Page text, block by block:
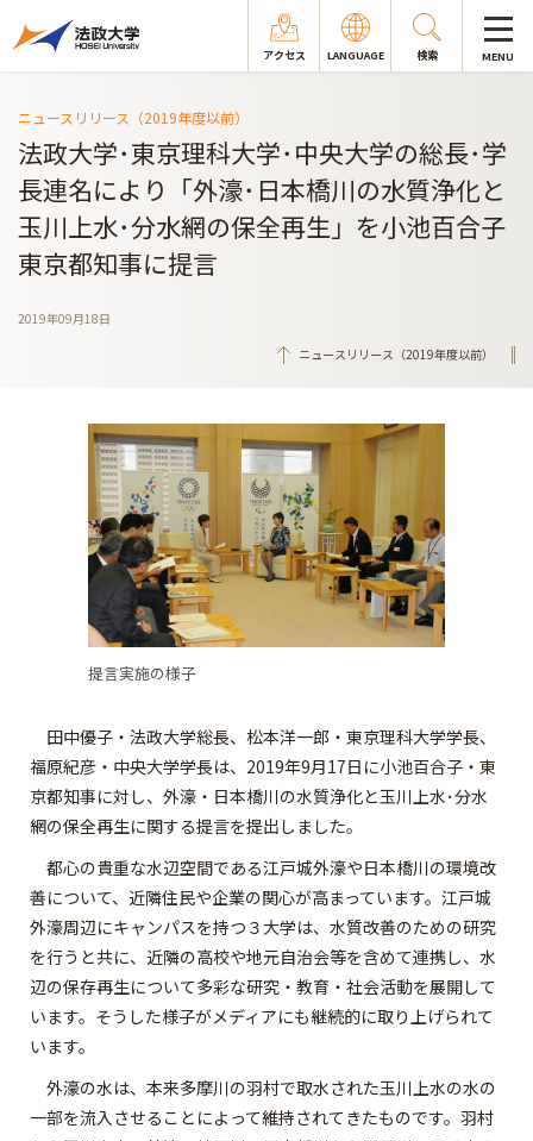
アクセス LANGUAGE 検索 MENU
ニュースリリース（2019年度以前）
法政大学･東京理科大学･中央大学の総長･学
長連名により「外濠･日本橋川の水質浄化と
玉川上水･分水網の保全再生」を小池百合子
東京都知事に提言
2019年09月18日
ニュースリリース（2019年度以前）
提言実施の様子
田中優子・法政大学総長、松本洋一郎・東京理科大学学長、
福原紀彦・中央大学学長は、2019年9月17日に小池百合子・東
京都知事に対し、外濠・日本橋川の水質浄化と玉川上水･分水
網の保全再生に関する提言を提出しました。
都心の貴重な水辺空間である江戸城外濠や日本橋川の環境改
善について、近隣住民や企業の関心が高まっています。江戸城
外濠周辺にキャンパスを持つ３大学は、水質改善のための研究
を行うと共に、近隣の高校や地元自治会等を含めて連携し、水
辺の保存再生について多彩な研究・教育・社会活動を展開して
います。そうした様子がメディアにも継続的に取り上げられて
います。
外濠の水は、本来多摩川の羽村で取水された玉川上水の水の
一部を流入させることによって維持されてきたものです。羽村